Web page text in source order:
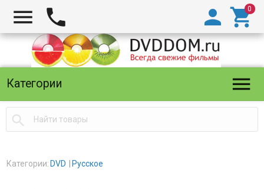
  

Категории 

Категории: DVD Русское